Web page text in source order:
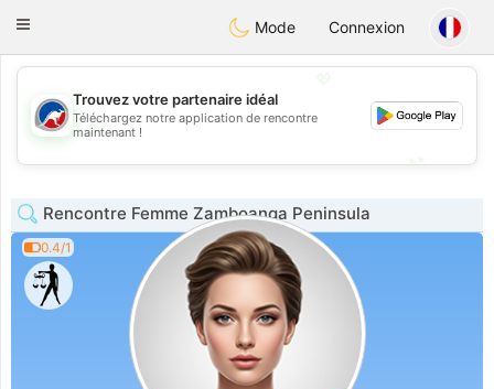
AustraliaChat
Toggle
Mode Connexion
💖
💕
Trouvez votre partenaire idéal
Téléchargez notre application de rencontre
maintenant !
Rencontre Femme Zamboanga Peninsula
0.4/1